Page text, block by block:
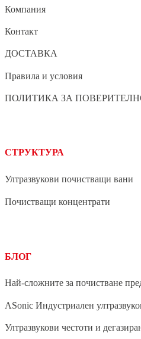
Компания
Контакт
ДОСТАВКА
Правила и условия
ПОЛИТИКА ЗА
СТРУКТУРА
Ултразвукови почистващи вани
Почистващи концентрати
БЛОГ
Най-сложните за почистване
ASonic Индустриален
Ултразвукови честоти и